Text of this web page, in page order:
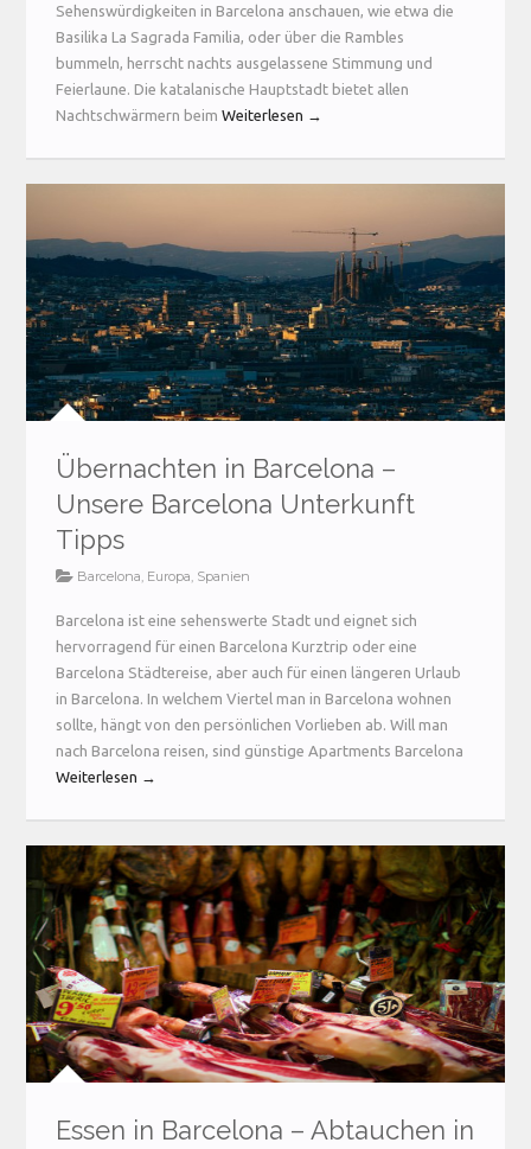
Sehenswürdigkeiten in Barcelona anschauen, wie etwa die
Basilika La Sagrada Familia, oder über die Rambles
bummeln, herrscht nachts ausgelassene Stimmung und
Feierlaune. Die katalanische Hauptstadt bietet allen
Nachtschwärmern beimWeiterlesen →
Übernachten in Barcelona –
Unsere Barcelona Unterkunft
Tipps
Barcelona, Europa, Spanien
Barcelona ist eine sehenswerte Stadt und eignet sich
hervorragend für einen Barcelona Kurztrip oder eine
Barcelona Städtereise, aber auch für einen längeren Urlaub
in Barcelona. In welchem Viertel man in Barcelona wohnen
sollte, hängt von den persönlichen Vorlieben ab. Will man
nach Barcelona reisen, sind günstige Apartments Barcelona
Weiterlesen →
Essen in Barcelona – Abtauchen in